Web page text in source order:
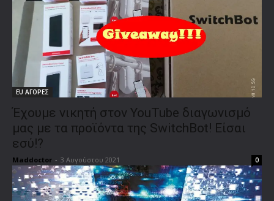
EU ΑΓΟΡΕΣ
Έχουμε νικητή στον YouTube διαγωνισμό
μας με τα προϊόντα της SwitchBot! Είσαι
εσύ!?
Maddoctor - 3 Αυγούστου 2021 0